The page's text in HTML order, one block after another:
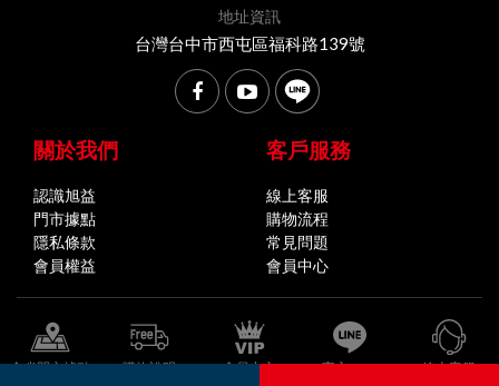
地址資訊
台灣台中市西屯區福科路139號
關於我們
認識旭益
門市據點
隱私條款
會員權益
客戶服務
線上客服
購物流程
常見問題
會員中心
全省門市據點 購物說明 會員中心 官方LINE 線上客服